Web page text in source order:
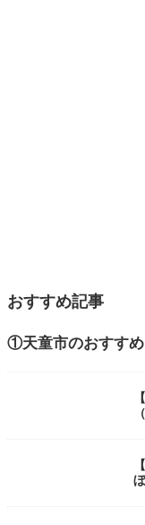
おすすめ記事
①天童市のおすす